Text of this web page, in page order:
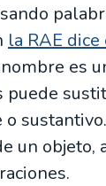
la RAE dice
es
puede
un objeto,